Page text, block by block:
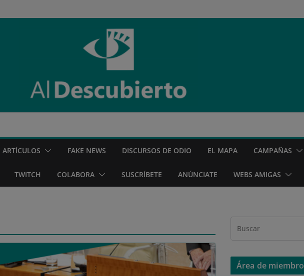
ARTÍCULOS FAKE NEWS DISCURSOS DE ODIO EL MAPA CAMPAÑAS
TWITCH COLABORA SUSCRÍBETE ANÚNCIATE WEBS AMIGAS
Área de miembro